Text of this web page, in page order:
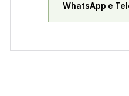
WhatsApp e